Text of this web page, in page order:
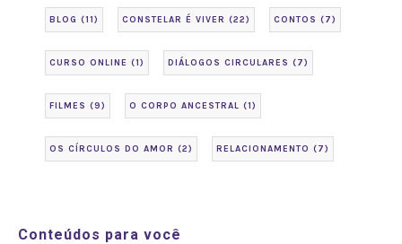
BLOG (11) CONSTELAR É VIVER (22) CONTOS (7)
CURSO ONLINE (1) DIÁLOGOS CIRCULARES (7)
FILMES (9) O CORPO ANCESTRAL (1)
OS CÍRCULOS DO AMOR (2) RELACIONAMENTO (7)
Conteúdos para você